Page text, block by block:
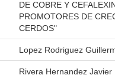
DE COBRE Y
PROMOTORES DE
CERDOS"
Lopez Rodriguez
Rivera Hernandez Javier